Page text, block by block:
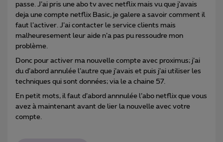
passe. J’ai pris une abo tv avec netflix mais vu que j’avais
deja une compte netflix Basic, je galere a savoir comment il
faut l’activer. J’ai contacter le service clients mais
malheuresement leur aide n’a pas pu ressoudre mon
problème.
Donc pour activer ma nouvelle compte avec proximus; j’ai
du d’abord annulée l’autre que j’avais et puis j’ai utiliser les
techniques qui sont données; via le a chaine 57.
En petit mots, il faut d’abord annnulée l’abo netflix que vous
avez à maintenant avant de lier la nouvelle avec votre
compte.